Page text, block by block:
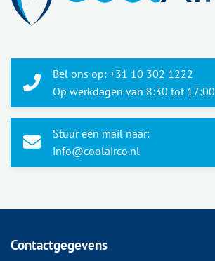
Bel ons op: +31 10 302 1222
Op werkdagen van 8:30 tot 17:00
Stuur een mail naar:
info@coolairco.nl
Contactgegevens